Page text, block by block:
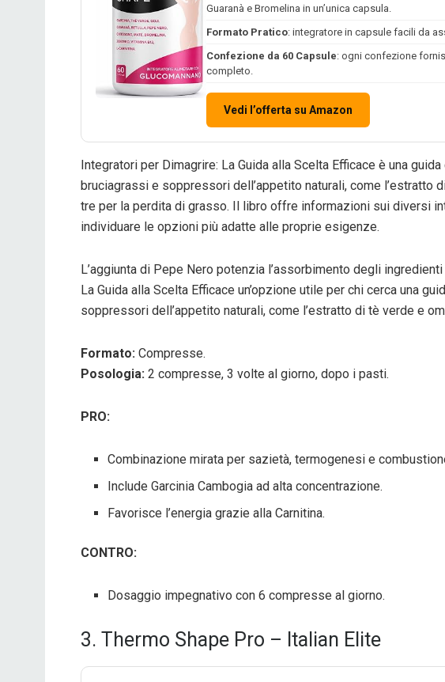
Guaranà e Bromelina in un’unica capsula.
Formato Pratico: integratore in capsule facili da
Confezione da 60 Capsule: ogni confezione
completo.
Vedi l’offerta su Amazon
Integratori per Dimagrire: La Guida alla Scelta Efficace è una
bruciagrassi e soppressori dell’appetito naturali, come l’estratto
tre per la perdita di grasso. Il libro offre informazioni sui diversi
individuare le opzioni più adatte alle proprie esigenze.
L’aggiunta di Pepe Nero potenzia l’assorbimento degli
La Guida alla Scelta Efficace un’opzione utile per chi cerca una
soppressori dell’appetito naturali, come l’estratto di tè verde e
Formato: Compresse.
Posologia: 2 compresse, 3 volte al giorno, dopo i pasti.
PRO:
Combinazione mirata per sazietà, termogenesi e
Include Garcinia Cambogia ad alta concentrazione.
Favorisce l’energia grazie alla Carnitina.
CONTRO:
Dosaggio impegnativo con 6 compresse al giorno.
3. Thermo Shape Pro – Italian Elite